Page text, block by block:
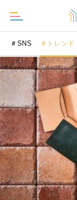
＃SNS ＃トレンド